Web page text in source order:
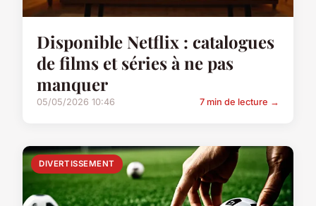
Disponible Netflix : catalogues
de films et séries à ne pas
manquer
05/05/2026 10:46 7 min de lecture →
DIVERTISSEMENT